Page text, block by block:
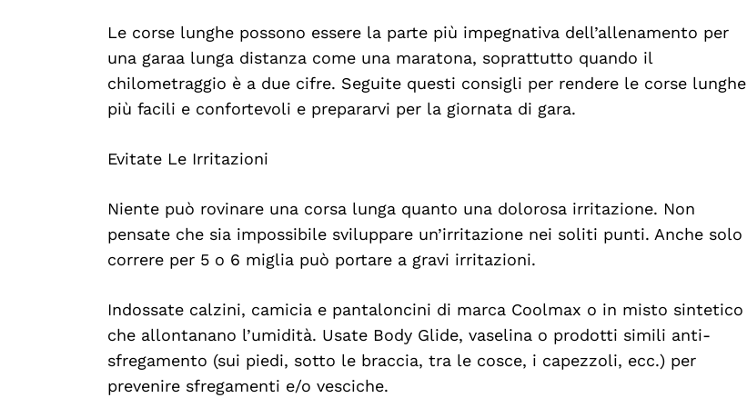
Le corse lunghe possono essere la parte più impegnativa dell’allenamento per
una garaa lunga distanza come una maratona, soprattutto quando il
chilometraggio è a due cifre. Seguite questi consigli per rendere le corse lunghe
più facili e confortevoli e prepararvi per la giornata di gara.
Evitate Le Irritazioni
Niente può rovinare una corsa lunga quanto una dolorosa irritazione. Non
pensate che sia impossibile sviluppare un’irritazione nei soliti punti. Anche solo
correre per 5 o 6 miglia può portare a gravi irritazioni.
Indossate calzini, camicia e pantaloncini di marca Coolmax o in misto sintetico
che allontanano l’umidità. Usate Body Glide, vaselina o prodotti simili anti-
sfregamento (sui piedi, sotto le braccia, tra le cosce, i capezzoli, ecc.) per
prevenire sfregamenti e/o vesciche.